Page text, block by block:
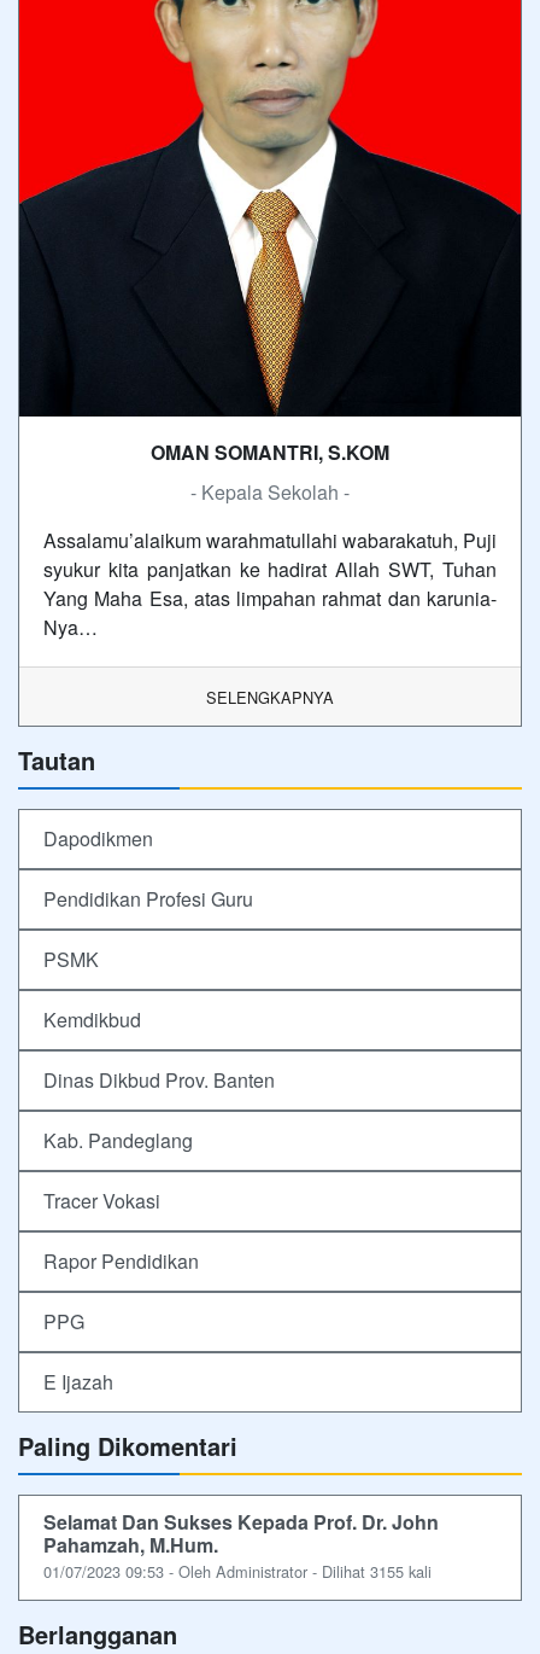
OMAN SOMANTRI, S.KOM
- Kepala Sekolah -
Assalamu’alaikum warahmatullahi wabarakatuh, Puji
syukur kita panjatkan ke hadirat Allah SWT, Tuhan
Yang Maha Esa, atas limpahan rahmat dan karunia-
Nya…
SELENGKAPNYA
Tautan
Dapodikmen
Pendidikan Profesi Guru
PSMK
Kemdikbud
Dinas Dikbud Prov. Banten
Kab. Pandeglang
Tracer Vokasi
Rapor Pendidikan
PPG
E Ijazah
Paling Dikomentari
Selamat Dan Sukses Kepada Prof. Dr. John
Pahamzah, M.Hum.
01/07/2023 09:53 - Oleh Administrator - Dilihat 3155 kali
Berlangganan